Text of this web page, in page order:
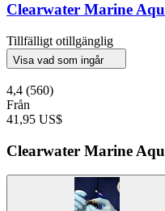
Clearwater Marine
Tillfälligt otillgänglig
Visa vad som ingår
4,4 (560)
Från
41,95 US$
Clearwater Marine